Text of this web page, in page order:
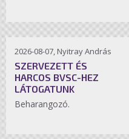
2026-08-07, Nyitray András
SZERVEZETT ÉS
HARCOS BVSC-HEZ
LÁTOGATUNK
Beharangozó.